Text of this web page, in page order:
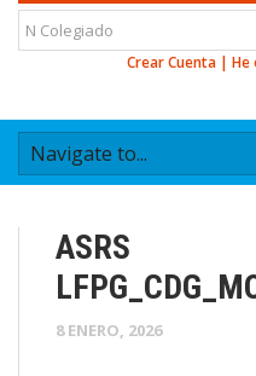
Crear Cuenta| He
ASRS
8 ENERO, 2026